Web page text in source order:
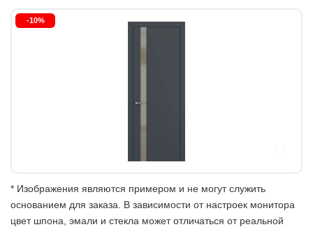
-10%
* Изображения являются примером и не могут служить
основанием для заказа. В зависимости от настроек монитора
цвет шпона, эмали и стекла может отличаться от реальной